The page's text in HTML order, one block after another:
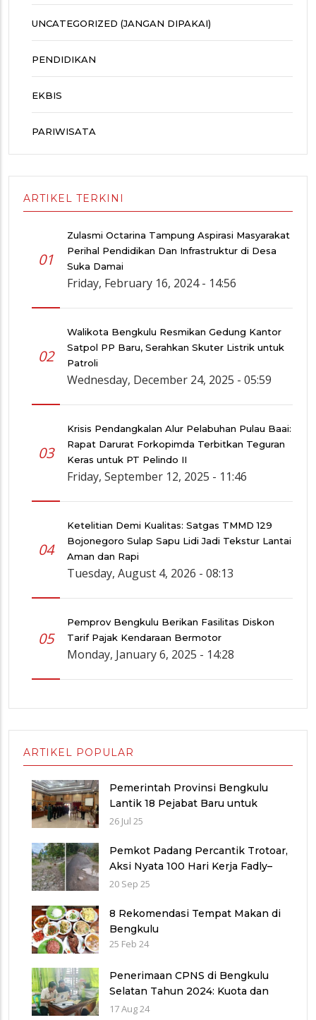
UNCATEGORIZED (JANGAN DIPAKAI)
PENDIDIKAN
EKBIS
PARIWISATA
ARTIKEL TERKINI
01
Zulasmi Octarina Tampung Aspirasi Masyarakat
Perihal Pendidikan Dan Infrastruktur di Desa
Suka Damai
Friday, February 16, 2024 - 14:56
02
Walikota Bengkulu Resmikan Gedung Kantor
Satpol PP Baru, Serahkan Skuter Listrik untuk
Patroli
Wednesday, December 24, 2025 - 05:59
03
Krisis Pendangkalan Alur Pelabuhan Pulau Baai:
Rapat Darurat Forkopimda Terbitkan Teguran
Keras untuk PT Pelindo II
Friday, September 12, 2025 - 11:46
04
Ketelitian Demi Kualitas: Satgas TMMD 129
Bojonegoro Sulap Sapu Lidi Jadi Tekstur Lantai
Aman dan Rapi
Tuesday, August 4, 2026 - 08:13
05
Pemprov Bengkulu Berikan Fasilitas Diskon
Tarif Pajak Kendaraan Bermotor
Monday, January 6, 2025 - 14:28
ARTIKEL POPULAR
Pemerintah Provinsi Bengkulu
Lantik 18 Pejabat Baru untuk
Penyegaran Birokrasi dan
26 Jul 25
Pemkot Padang Percantik Trotoar,
Aksi Nyata 100 Hari Kerja Fadly–
Maigus Dan Sisakan Jalan 1000
20 Sep 25
8 Rekomendasi Tempat Makan di
Bengkulu
25 Feb 24
Penerimaan CPNS di Bengkulu
Selatan Tahun 2024: Kuota dan
Jadwal Pendaftaran
17 Aug 24